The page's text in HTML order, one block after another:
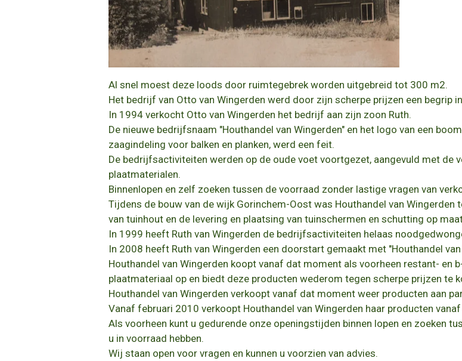
Al snel moest deze loods door ruimtegebrek worden uitgebreid tot 300 m2.
Het bedrijf van Otto van Wingerden werd door zijn scherpe prijzen een begrip
In 1994 verkocht Otto van Wingerden het bedrijf aan zijn zoon Ruth.
De nieuwe bedrijfsnaam "Houthandel van Wingerden" en het logo van een
zaagindeling voor balken en planken, werd een feit.
De bedrijfsactiviteiten werden op de oude voet voortgezet, aangevuld met de
plaatmaterialen.
Binnenlopen en zelf zoeken tussen de voorraad zonder lastige vragen van
Tijdens de bouw van de wijk Gorinchem-Oost was Houthandel van
van tuinhout en de levering en plaatsing van tuinschermen en schutting op
In 1999 heeft Ruth van Wingerden de bedrijfsactiviteiten helaas
In 2008 heeft Ruth van Wingerden een doorstart gemaakt met "Houthandel van
Houthandel van Wingerden koopt vanaf dat moment als voorheen restant- en
plaatmateriaal op en biedt deze producten wederom tegen scherpe prijzen te
Houthandel van Wingerden verkoopt vanaf dat moment weer producten aan
Vanaf februari 2010 verkoopt Houthandel van Wingerden haar producten
Als voorheen kunt u gedurende onze openingstijden binnen lopen en zoeken
u in voorraad hebben.
Wij staan open voor vragen en kunnen u voorzien van advies.